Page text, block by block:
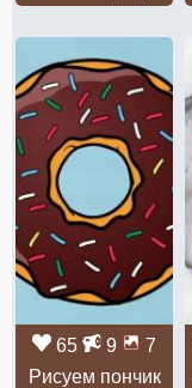
65 9
7
Рисуем пончик